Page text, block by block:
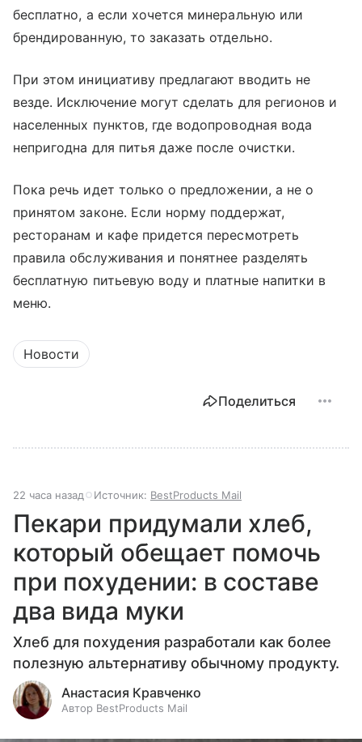
бесплатно, а если хочется минеральную или
брендированную, то заказать отдельно.
При этом инициативу предлагают вводить не
везде. Исключение могут сделать для регионов и
населенных пунктов, где водопроводная вода
непригодна для питья даже после очистки.
Пока речь идет только о предложении, а не о
принятом законе. Если норму поддержат,
ресторанам и кафе придется пересмотреть
правила обслуживания и понятнее разделять
бесплатную питьевую воду и платные напитки в
меню.
Новости
Поделиться
22 часа назад Источник: BestProducts Mail
Пекари придумали хлеб,
который обещает помочь
при похудении: в составе
два вида муки
Хлеб для похудения разработали как более
полезную альтернативу обычному продукту.
Анастасия Кравченко
Автор BestProducts Mail